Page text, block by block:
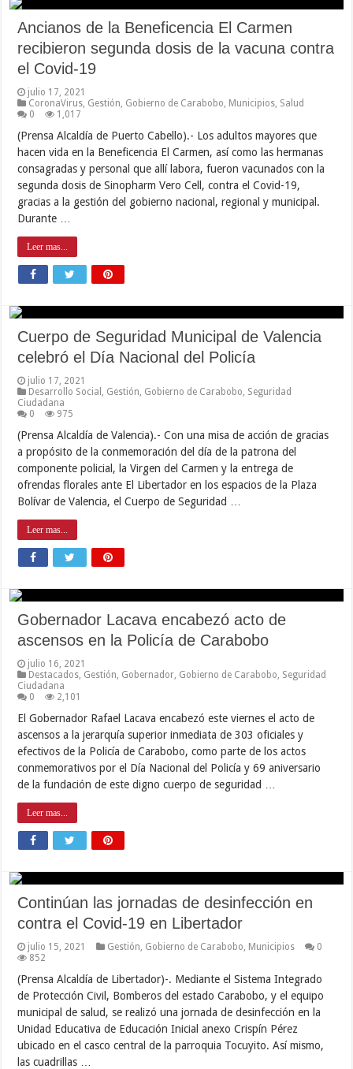
Ancianos de la Beneficencia El Carmen
recibieron segunda dosis de la vacuna contra
el Covid-19
julio 17, 2021
CoronaVirus Gestión Gobierno de Carabobo Municipios Salud
0
1,017
(Prensa Alcaldía de Puerto Cabello).- Los adultos mayores que
hacen vida en la Beneficencia El Carmen, así como las hermanas
consagradas y personal que allí labora, fueron vacunados con la
segunda dosis de Sinopharm Vero Cell, contra el Covid-19,
gracias a la gestión del gobierno nacional, regional y municipal.
Durante …
Leer mas...
Cuerpo de Seguridad Municipal de Valencia
celebró el Día Nacional del Policía
julio 17, 2021
Desarrollo Social
Gestión Gobierno de Carabobo Seguridad
Ciudadana
0
975
(Prensa Alcaldía de Valencia).- Con una misa de acción de gracias
a propósito de la conmemoración del día de la patrona del
componente policial, la Virgen del Carmen y la entrega de
ofrendas florales ante El Libertador en los espacios de la Plaza
Bolívar de Valencia, el Cuerpo de Seguridad …
Leer mas...
Gobernador Lacava encabezó acto de
ascensos en la Policía de Carabobo
julio 16, 2021
Destacados Gestión Gobernador Gobierno de Carabobo Seguridad
Ciudadana
0
2,101
El Gobernador Rafael Lacava encabezó este viernes el acto de
ascensos a la jerarquía superior inmediata de 303 oficiales y
efectivos de la Policía de Carabobo, como parte de los actos
conmemorativos por el Día Nacional del Policía y 69 aniversario
de la fundación de este digno cuerpo de seguridad …
Leer mas...
Continúan las jornadas de desinfección en
contra el Covid-19 en Libertador
julio 15, 2021 Gestión Gobierno de Carabobo Municipios
0
852
(Prensa Alcaldía de Libertador)-. Mediante el Sistema Integrado
de Protección Civil, Bomberos del estado Carabobo, y el equipo
municipal de salud, se realizó una jornada de desinfección en la
Unidad Educativa de Educación Inicial anexo Crispín Pérez
ubicado en el casco central de la parroquia Tocuyito. Así mismo,
las cuadrillas …